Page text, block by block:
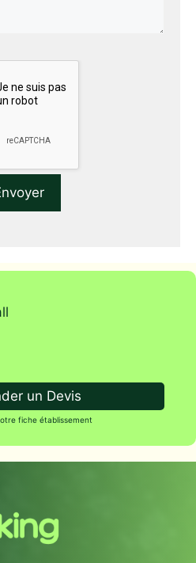
un Devis
fiche établissement